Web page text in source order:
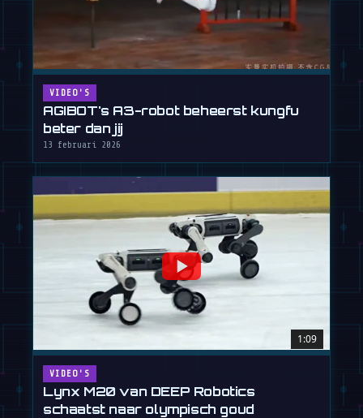
VIDEO'S
AGIBOT's A3-robot beheerst kungfu
beter dan jij
13 februari 2026
1:09
VIDEO'S
Lynx M20 van DEEP Robotics
schaatst naar olympisch goud